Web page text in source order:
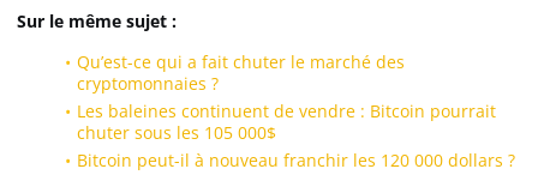
Sur le même sujet :
Qu’est-ce qui a fait chuter le marché des
cryptomonnaies ?
Les baleines continuent de vendre : Bitcoin pourrait
chuter sous les 105 000$
Bitcoin peut-il à nouveau franchir les 120 000 dollars ?